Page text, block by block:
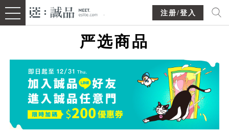
注册/登入
严选商品